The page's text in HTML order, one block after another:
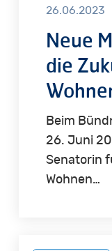
26.06.2023
Neue
die
Beim
26. Juni
Senatorin
Wohnen…